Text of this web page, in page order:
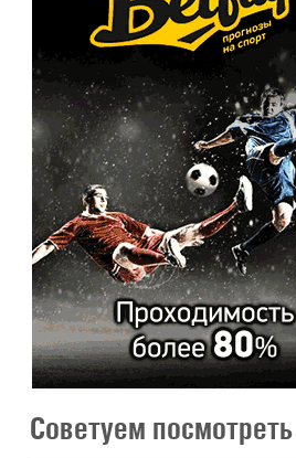
Советуем посмотреть